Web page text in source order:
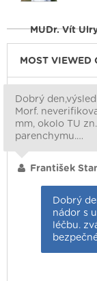
MUDr. Vít
MOST VIEWED
Dobrý
Morf.
mm, okolo TU
parenchymu.…
František
Dobrý
nádor s
léčbu.